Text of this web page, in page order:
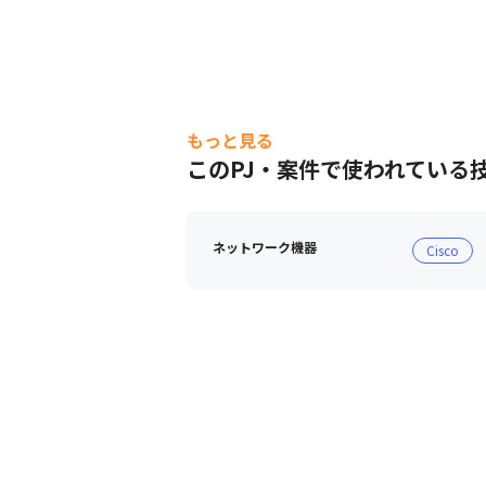
もっと見る
このPJ・案件で使われている
ネットワーク機器 Cisco